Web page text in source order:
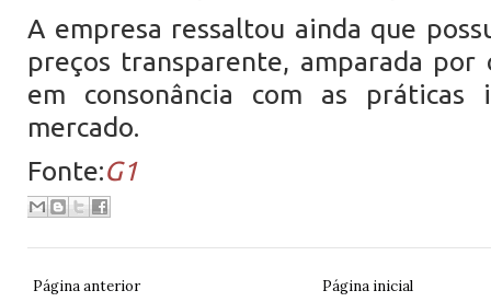
A empresa ressaltou ainda que
preços transparente, amparada por
em consonância com as práticas
mercado.
Fonte:G1
Página anterior Página inicial